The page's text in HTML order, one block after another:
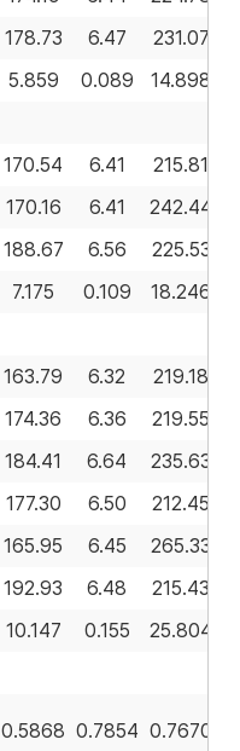
178.73 6.47 231.07
5.859 0.089 14.898
170.54 6.41 215.81
170.16 6.41 242.44
188.67 6.56 225.53
7.175 0.109 18.246
163.79 6.32 219.18
174.36 6.36 219.55
184.41 6.64 235.63
177.30 6.50 212.45
165.95 6.45 265.33
192.93 6.48 215.43
10.147 0.155 25.804
0.5868 0.7854 0.7670